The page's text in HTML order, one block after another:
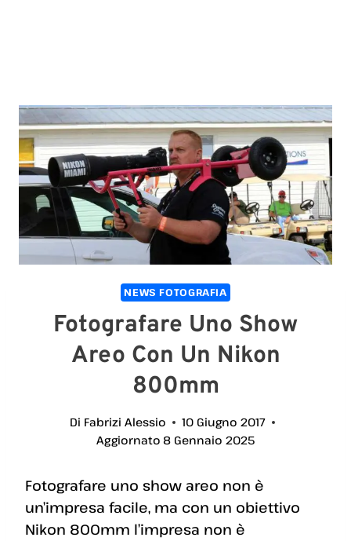
NEWS FOTOGRAFIA
Fotografare Uno Show
Areo Con Un Nikon
800mm
Di Fabrizi Alessio
10 Giugno 2017
Aggiornato 8 Gennaio 2025
Fotografare uno show areo non è
un’impresa facile, ma con un obiettivo
Nikon 800mm l’impresa non è